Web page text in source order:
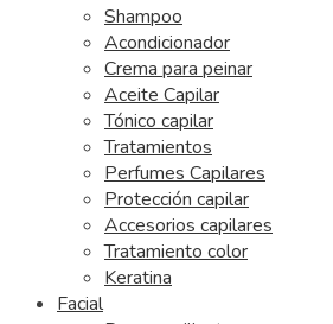
Shampoo
Acondicionador
Crema para peinar
Aceite Capilar
Tónico capilar
Tratamientos
Perfumes Capilares
Protección capilar
Accesorios capilares
Tratamiento color
Keratina
Facial